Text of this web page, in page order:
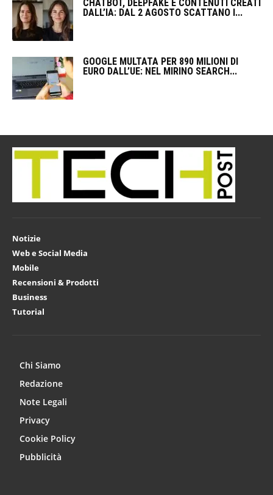
CHATBOT, DEEPFAKE E CONTENUTI CREATI
DALL’IA: DAL 2 AGOSTO SCATTANO I...
GOOGLE MULTATA PER 890 MILIONI DI
EURO DALL’UE: NEL MIRINO SEARCH...
Notizie
Web e Social Media
Mobile
Recensioni & Prodotti
Business
Tutorial
Chi Siamo
Redazione
Note Legali
Privacy
Cookie Policy
Pubblicità